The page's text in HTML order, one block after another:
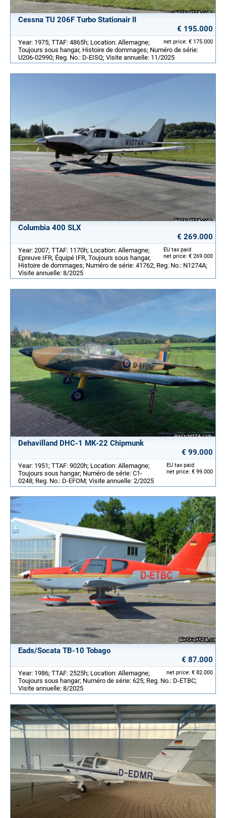
Cessna TU 206F Turbo Stationair II
€ 195.000
net price: € 175.000
Year: 1975; TTAF: 4865h; Location: Allemagne;
Toujours sous hangar, Histoire de dommages; Numéro de série:
U206-02990; Reg. No.: D-EISQ; Visite annuelle: 11/2025
Columbia 400 SLX
€ 269.000
EU tax paid
net price: € 269.000
Year: 2007; TTAF: 1170h; Location: Allemagne;
Epreuve IFR, Équipé IFR, Toujours sous hangar,
Histoire de dommages; Numéro de série: 41762; Reg. No.: N1274A;
Visite annuelle: 8/2025
Dehavilland DHC-1 MK-22 Chipmunk
€ 99.000
EU tax paid
net price: € 99.000
Year: 1951; TTAF: 9020h; Location: Allemagne;
Toujours sous hangar; Numéro de série: C1-
0248; Reg. No.: D-EFOM; Visite annuelle: 2/2025
Eads/Socata TB-10 Tobago
€ 87.000
net price: € 82.000
Year: 1986; TTAF: 2525h; Location: Allemagne;
Toujours sous hangar; Numéro de série: 625; Reg. No.: D-ETBC;
Visite annuelle: 8/2025